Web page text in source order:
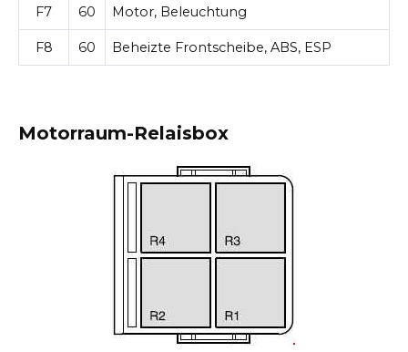
F7 60 Motor, Beleuchtung
F8 60 Beheizte Frontscheibe, ABS, ESP
Motorraum-Relaisbox